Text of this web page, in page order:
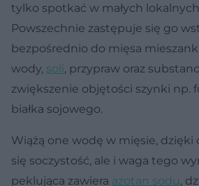
tylko spotkać w małych
Powszechnie zastępuje się go
bezpośrednio do mięsa
wody, soli, przypraw oraz
zwiększenie objętości szynki np.
białka sojowego.
Wiążą one wodę w mięsie, dzięki
się soczystość, ale i waga tego
peklująca zawiera azotan sodu,